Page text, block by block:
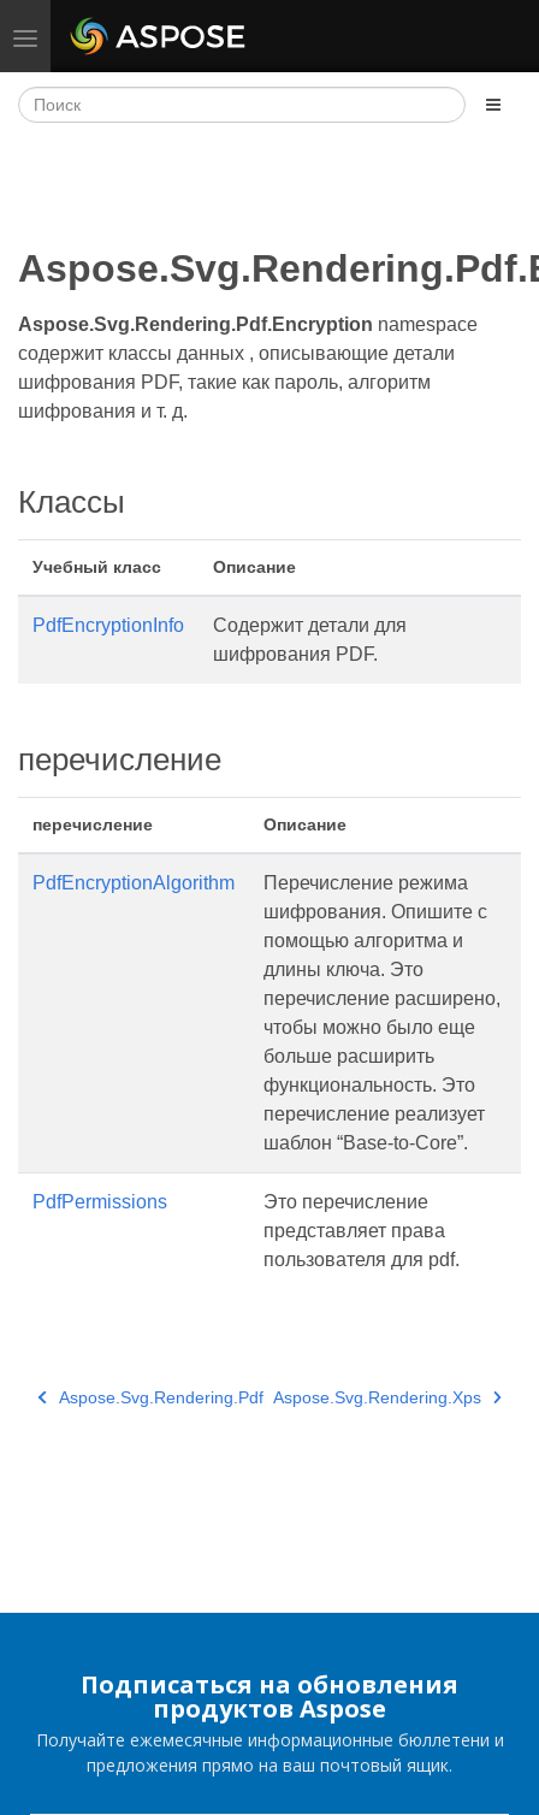
Переключить навигацию
Aspose.Svg.Rendering.Pdf.Encryption namespace
содержит классы данных , описывающие детали
шифрования PDF, такие как пароль, алгоритм
шифрования и т. д.
Классы
Учебный класс Описание
PdfEncryptionInfo
Содержит детали для
шифрования PDF.
перечисление
перечисление Описание
PdfEncryptionAlgorithm
Перечисление режима
шифрования. Опишите с
помощью алгоритма и
длины ключа. Это
перечисление расширено,
чтобы можно было еще
больше расширить
функциональность. Это
перечисление реализует
шаблон “Base-to-Core”.
PdfPermissions
Это перечисление
представляет права
пользователя для pdf.
Aspose.Svg.Rendering.Pdf Aspose.Svg.Rendering.Xps
Подписаться на обновления
продуктов Aspose
Получайте ежемесячные информационные бюллетени и
предложения прямо на ваш почтовый ящик.